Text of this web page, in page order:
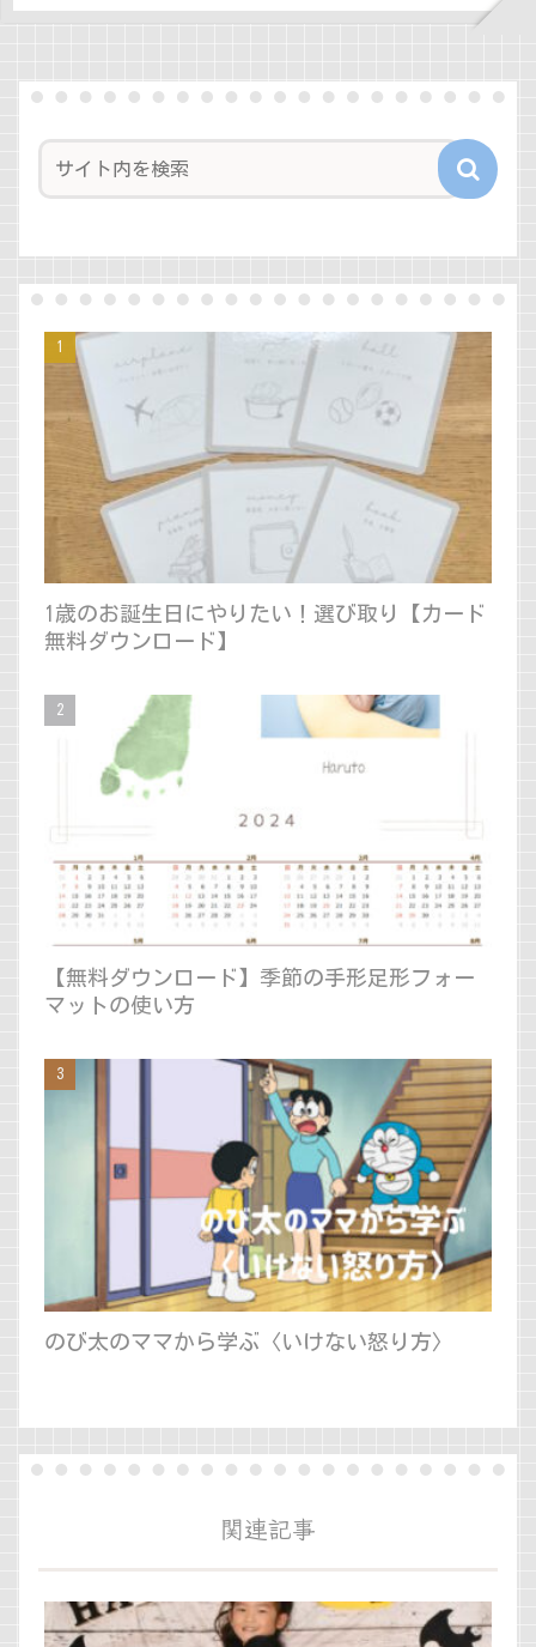
1歳のお誕生日にやりたい！選び取り【カード
無料ダウンロード】
【無料ダウンロード】季節の手形足形フォー
マットの使い方
のび太のママから学ぶ〈いけない怒り方〉
関連記事